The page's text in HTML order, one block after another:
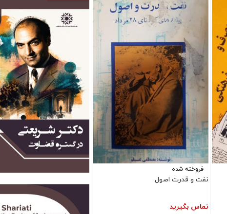
فروخته شده
نفت و قدرت اصول
تماس بگیرید